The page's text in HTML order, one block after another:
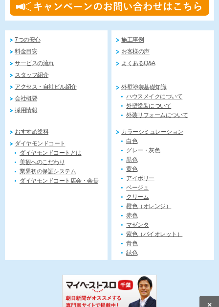
×
7つの安心
料金目安
サービスの流れ
スタッフ紹介
アクセス・自社ビル紹介
会社概要
採用情報
施工事例
お客様の声
よくあるQ&A
外壁塗装基礎知識
ハウスメイクについて
外壁塗装について
外装リフォームについて
おすすめ塗料
ダイヤモンドコート
ダイヤモンドコートとは
美観へのこだわり
業界初の保証システム
ダイヤモンドコート店会・会長
カラーシミュレーション
白色
グレー・灰色
黒色
黄色
アイボリー
ベージュ
クリーム
橙色（オレンジ）
赤色
マゼンタ
紫色（バイオレット）
青色
緑色